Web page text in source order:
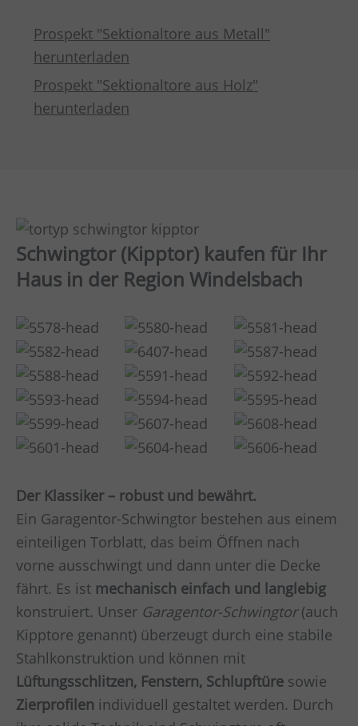
Prospekt "Sektionaltore aus Metall"
herunterladen
Prospekt "Sektionaltore aus Holz"
herunterladen
Schwingtor (Kipptor) kaufen für Ihr
Haus in der Region Windelsbach
Der Klassiker – robust und bewährt.
Ein Garagentor-Schwingtor bestehen aus einem
einteiligen Torblatt, das beim Öffnen nach
vorne ausschwingt und dann unter die Decke
fährt. Es ist mechanisch einfach und langlebig
konstruiert. Unser Garagentor-Schwingtor(auch
Kipptore genannt) überzeugt durch eine stabile
Stahlkonstruktion und können mit
Lüftungsschlitzen, Fenstern, Schlupftüre sowie
Zierprofilen individuell gestaltet werden. Durch